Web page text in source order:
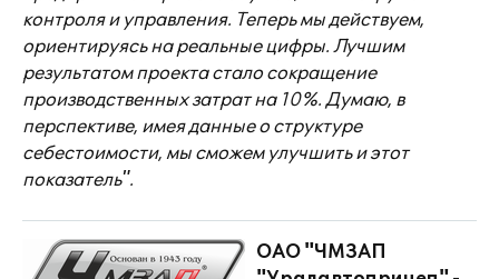
контроля и управления. Теперь мы действуем,
ориентируясь на реальные цифры. Лучшим
результатом проекта стало сокращение
производственных затрат на 10%. Думаю, в
перспективе, имея данные о структуре
себестоимости, мы сможем улучшить и этот
показатель".
ОАО "ЧМЗАП